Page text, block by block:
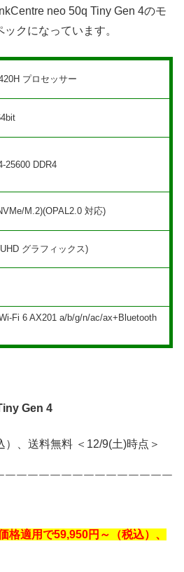
neo 50q Tiny Gen 4のモ
クになっています。
プロセッサー
25600 DDR4
M.2)(OPAL2.0 対応)
グラフィックス)
Fi 6 AX201 a/b/g/n/ac/ax+Bluetooth
Gen 4
、送料無料 ＜12/9(土)時点＞
￣￣￣￣￣￣￣￣￣￣￣￣￣￣￣
格適用で59,950円～（税込）、